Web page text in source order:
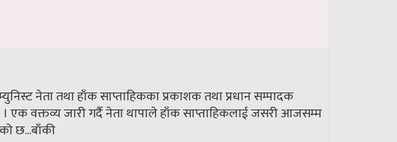
नेता तथा हाँक साप्ताहिकका प्रकाशक तथा प्रधान सम्पादक
एक वक्तव्य जारी गर्दै नेता थापाले हाँक साप्ताहिकलाई जसरी आजसम्म
छ...बाँकी